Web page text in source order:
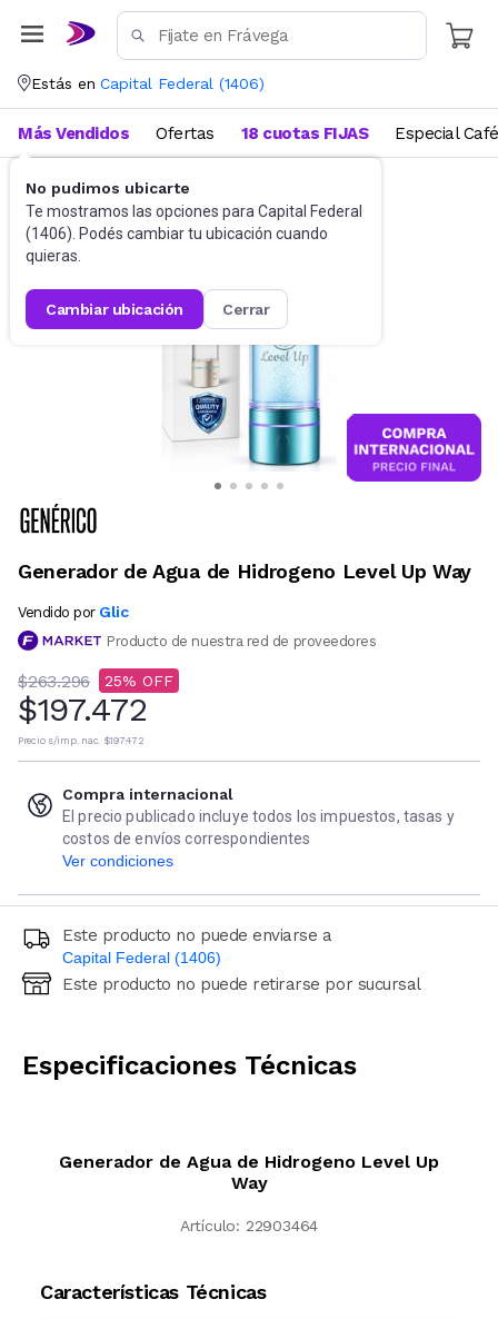
Estás en Capital Federal (1406)
No pudimos ubicarte
Te mostramos las opciones para Capital Federal
(1406). Podés cambiar tu ubicación cuando
quieras.
cambiar ubicación cerrar
Más Vendidos Ofertas 18 cuotas FIJAS Especial Café
Hogar Purificadores de Agua
Generador de Agua de Hidrogeno Level Up Way
Vendido por Glic
Producto de nuestra red de proveedores
$263.296 25
$197.472
Precio s/imp. nac. $197.472
Compra internacional
El precio publicado incluye todos los impuestos, tasas y
costos de envíos correspondientes
Ver condiciones
Este producto no puede enviarse a
Capital Federal (1406)
Ingresá código postal (sólo números)
Este producto no puede retirarse por sucursal
Especificaciones Técnicas
Generador de Agua de Hidrogeno Level Up
Way
Artículo: 22903464
Características Técnicas